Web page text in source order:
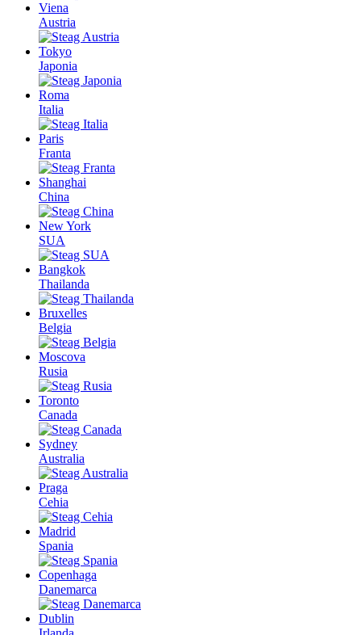
Viena
Austria
Tokyo
Japonia
Roma
Italia
Paris
Franta
Shanghai
China
New York
SUA
Bangkok
Thailanda
Bruxelles
Belgia
Moscova
Rusia
Toronto
Canada
Sydney
Australia
Praga
Cehia
Madrid
Spania
Copenhaga
Danemarca
Dublin